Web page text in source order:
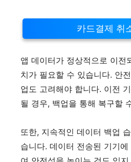
카드결제 취
앱 데이터가 정상적으로 이전
치가 필요할 수 있습니다. 안
업도 고려해야 합니다. 이전
될 경우, 백업을 통해 복구할
또한, 지속적인 데이터 백업
습니다. 데이터 전송된 기기